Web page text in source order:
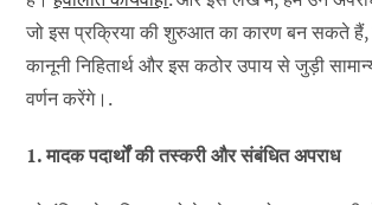
जो इस प्रक्रिया की शुरुआत का कारण बन सकते
कानूनी निहितार्थ और इस कठोर उपाय से जुड़ी
वर्णन करेंगे।.
1. मादक पदार्थों की तस्करी और संबंधित अपराध